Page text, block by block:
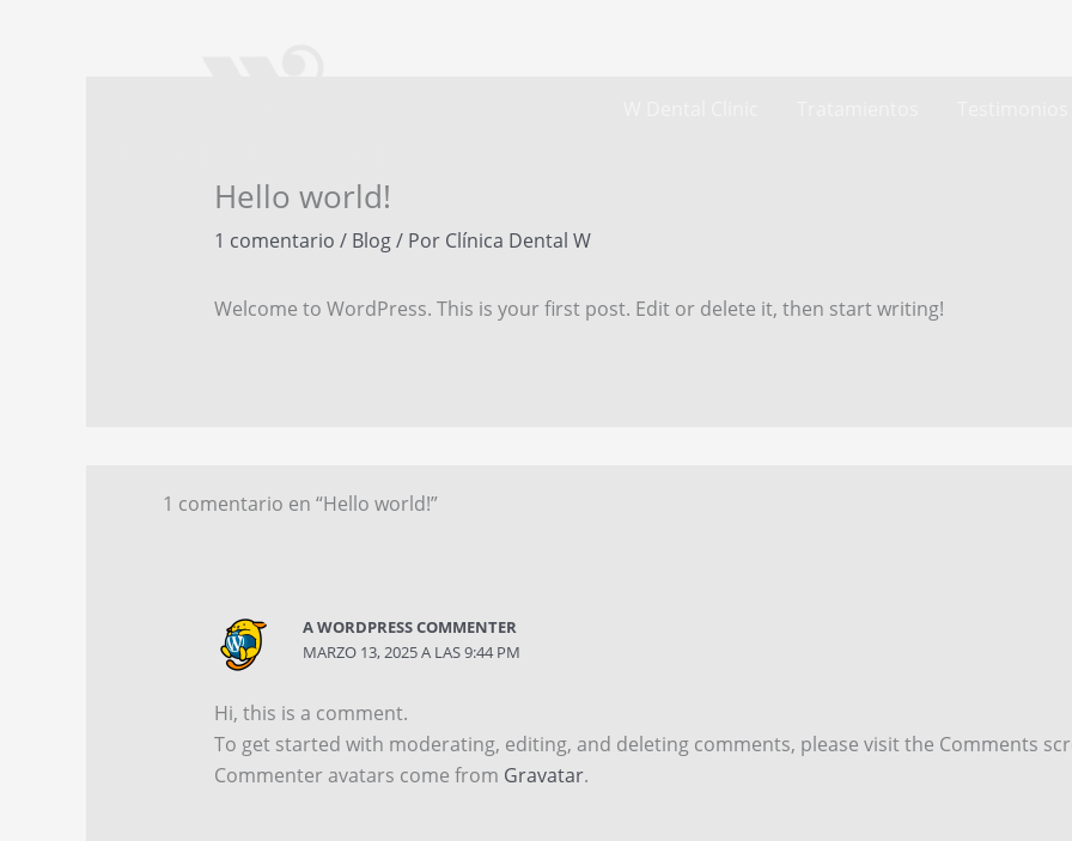
Hello world!
1 comentario / Blog/ Por Clínica Dental W
Welcome to WordPress. This is your first post. Edit or delete it, then start writing!
1 comentario en “Hello world!”
A WORDPRESS COMMENTER
MARZO 13, 2025 A LAS 9:44 PM
Hi, this is a comment.
To get started with moderating, editing, and deleting comments, please visit the Comments
Commenter avatars come from Gravatar.